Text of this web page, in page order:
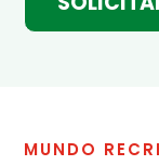
MUNDO